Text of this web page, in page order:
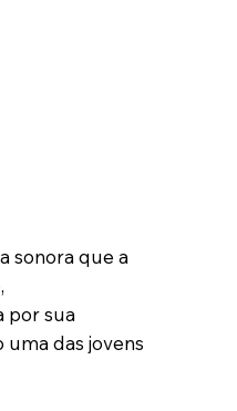
sonora que a
por sua
das jovens